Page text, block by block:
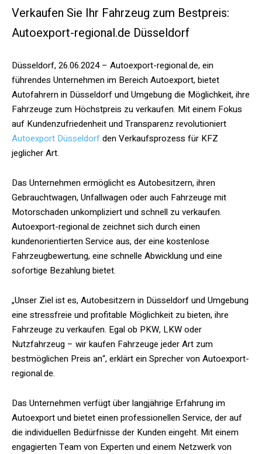
Verkaufen Sie Ihr Fahrzeug zum Bestpreis:
Autoexport-regional.de Düsseldorf
Düsseldorf, 26.06.2024 – Autoexport-regional.de, ein
führendes Unternehmen im Bereich Autoexport, bietet
Autofahrern in Düsseldorf und Umgebung die Möglichkeit, ihre
Fahrzeuge zum Höchstpreis zu verkaufen. Mit einem Fokus
auf Kundenzufriedenheit und Transparenz revolutioniert
Autoexport Düsseldorfden Verkaufsprozess für KFZ
jeglicher Art.
Das Unternehmen ermöglicht es Autobesitzern, ihren
Gebrauchtwagen, Unfallwagen oder auch Fahrzeuge mit
Motorschaden unkompliziert und schnell zu verkaufen.
Autoexport-regional.de zeichnet sich durch einen
kundenorientierten Service aus, der eine kostenlose
Fahrzeugbewertung, eine schnelle Abwicklung und eine
sofortige Bezahlung bietet.
„Unser Ziel ist es, Autobesitzern in Düsseldorf und Umgebung
eine stressfreie und profitable Möglichkeit zu bieten, ihre
Fahrzeuge zu verkaufen. Egal ob PKW, LKW oder
Nutzfahrzeug – wir kaufen Fahrzeuge jeder Art zum
bestmöglichen Preis an“, erklärt ein Sprecher von Autoexport-
regional.de.
Das Unternehmen verfügt über langjährige Erfahrung im
Autoexport und bietet einen professionellen Service, der auf
die individuellen Bedürfnisse der Kunden eingeht. Mit einem
engagierten Team von Experten und einem Netzwerk von